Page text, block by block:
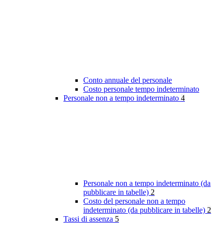
Conto annuale del personale
Costo personale tempo indeterminato
Personale non a tempo indeterminato 4
Personale non a tempo indeterminato (da
pubblicare in tabelle) 2
Costo del personale non a tempo
indeterminato (da pubblicare in tabelle) 2
Tassi di assenza 5